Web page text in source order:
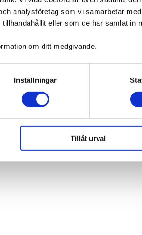
analysföretag som vi samarbetar
eller som de har samlat in
om ditt medgivande.
Inställningar
Tillåt urval